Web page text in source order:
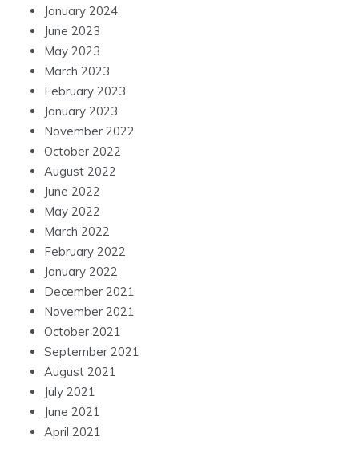
January 2024
June 2023
May 2023
March 2023
February 2023
January 2023
November 2022
October 2022
August 2022
June 2022
May 2022
March 2022
February 2022
January 2022
December 2021
November 2021
October 2021
September 2021
August 2021
July 2021
June 2021
April 2021